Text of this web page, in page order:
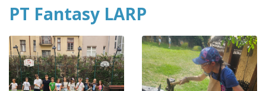
PT Fantasy LARP